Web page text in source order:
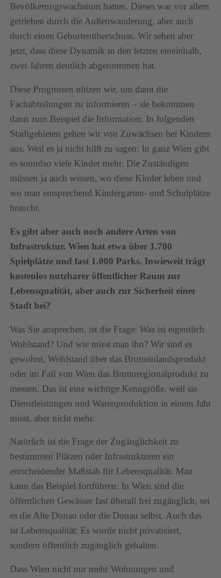
Bevölkerungswachstum hatten. Dieses war vor allem
getrieben durch die Außenwanderung, aber auch
durch einen Geburtenüberschuss. Wir sehen aber
jetzt, dass diese Dynamik in den letzten eineinhalb,
zwei Jahren deutlich abgenommen hat.
Diese Prognosen nützen wir, um dann die
Fachabteilungen zu informieren – sie bekommen
dann zum Beispiel die Information: In folgenden
Stadtgebieten gehen wir von Zuwächsen bei Kindern
aus. Weil es ja nicht hilft zu sagen: In ganz Wien gibt
es soundso viele Kinder mehr. Die Zuständigen
müssen ja auch wissen, wo diese Kinder leben und
wo man entsprechend Kindergarten- und Schulplätze
braucht.
Es gibt aber auch noch andere Arten von
Infrastruktur. Wien hat etwa über 1.700
Spielplätze und fast 1.000 Parks. Inwieweit trägt
kostenlos nutzbarer öffentlicher Raum zur
Lebensqualität, aber auch zur Sicherheit einer
Stadt bei?
Was Sie ansprechen, ist die Frage: Was ist eigentlich
Wohlstand? Und wie misst man ihn? Wir sind es
gewohnt, Wohlstand über das Bruttoinlandsprodukt
oder im Fall von Wien das Bruttoregionalprodukt zu
messen. Das ist eine wichtige Kenngröße, weil sie
Dienstleistungen und Warenproduktion in einem Jahr
misst, aber nicht mehr.
Natürlich ist die Frage der Zugänglichkeit zu
bestimmten Plätzen oder Infrastrukturen ein
entscheidender Maßstab für Lebensqualität. Man
kann das Beispiel fortführen: In Wien sind die
öffentlichen Gewässer fast überall frei zugänglich, sei
es die Alte Donau oder die Donau selbst. Auch das
ist Lebensqualität: Es wurde nicht privatisiert,
sondern öffentlich zugänglich gehalten.
Dass Wien nicht nur mehr Wohnungen und